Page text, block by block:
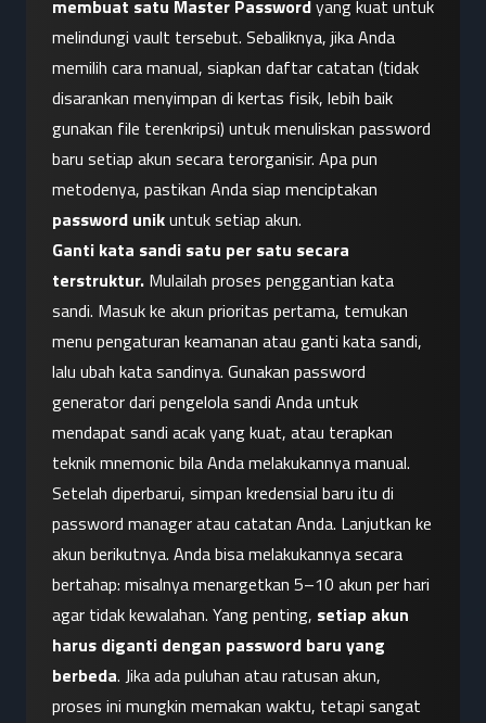
membuat satu Master Password yang kuat untuk
melindungi vault tersebut. Sebaliknya, jika Anda
memilih cara manual, siapkan daftar catatan (tidak
disarankan menyimpan di kertas fisik, lebih baik
gunakan file terenkripsi) untuk menuliskan password
baru setiap akun secara terorganisir. Apa pun
password unik untuk setiap akun.
Ganti kata sandi satu per satu secara
terstruktur. Mulailah proses penggantian kata
sandi. Masuk ke akun prioritas pertama, temukan
menu pengaturan keamanan atau ganti kata sandi,
lalu ubah kata sandinya. Gunakan password
generator dari pengelola sandi Anda untuk
mendapat sandi acak yang kuat, atau terapkan
teknik mnemonic bila Anda melakukannya manual.
Setelah diperbarui, simpan kredensial baru itu di
password manager atau catatan Anda. Lanjutkan ke
akun berikutnya. Anda bisa melakukannya secara
bertahap: misalnya menargetkan 5–10 akun per hari
agar tidak kewalahan. Yang penting, setiap akun
harus diganti dengan password baru yang
berbeda. Jika ada puluhan atau ratusan akun,
proses ini mungkin memakan waktu, tetapi sangat